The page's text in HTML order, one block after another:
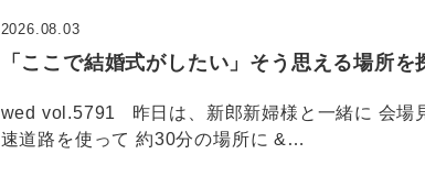
「ここで結婚式がしたい」そう思える場所を
2026.08.03
wed vol.5791 昨日は、新郎新婦様と一緒に 会場
速道路を使って 約30分の場所に &…